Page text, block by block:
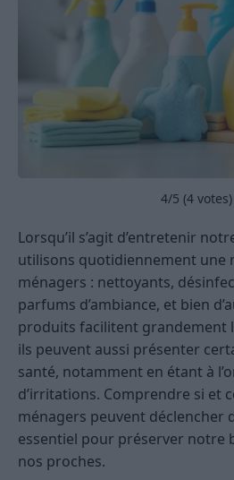
4/5 (4 votes)
Lorsqu’il s’agit d’entretenir
utilisons quotidiennement une
ménagers : nettoyants,
parfums d’ambiance, et bien
produits facilitent grandement
ils peuvent aussi présenter
santé, notamment en étant à
d’irritations. Comprendre si et
ménagers peuvent déclencher
essentiel pour préserver notre
nos proches.